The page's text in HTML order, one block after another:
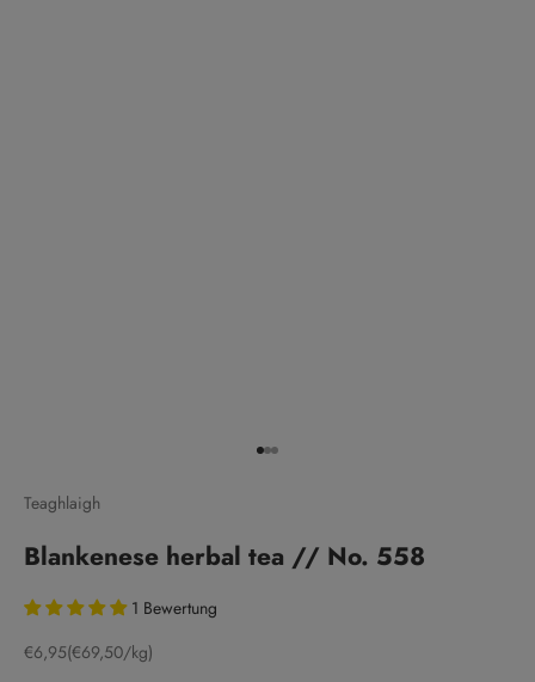
Go to item 1
Go to item 2
Go to item 3
Teaghlaigh
Blankenese herbal tea // No. 558
1 Bewertung
Sale price
€6,95(€69,50/kg)